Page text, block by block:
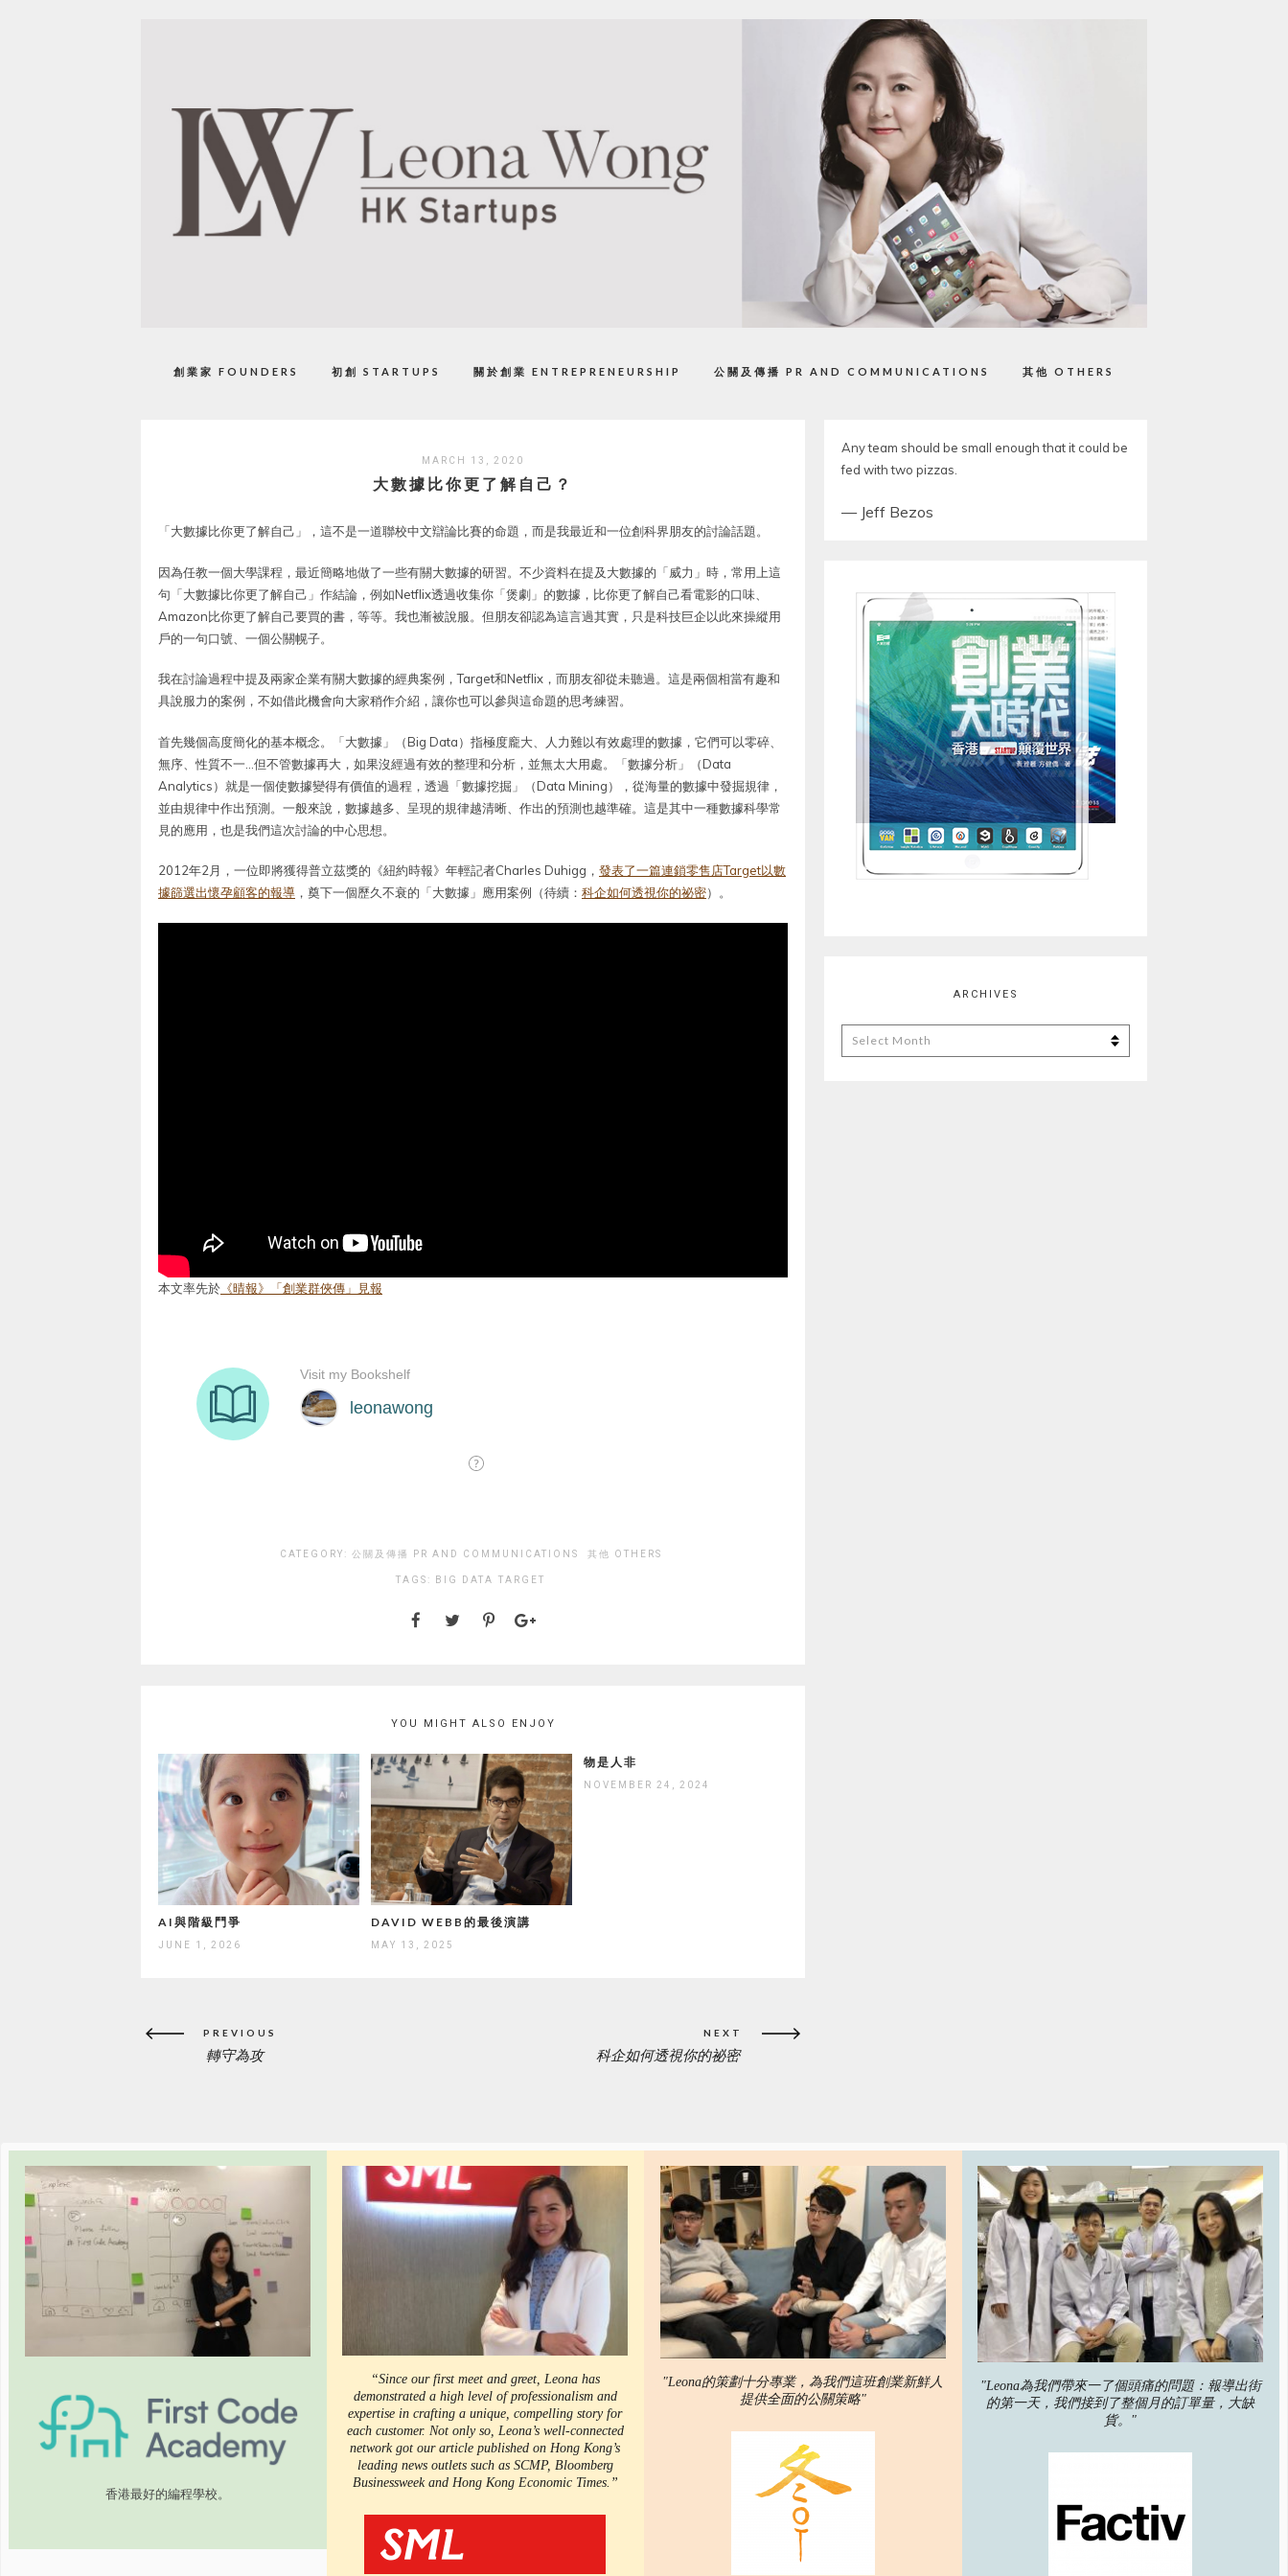
創業家 FOUNDERS 初創 STARTUPS 關於創業 ENTREPRENEURSHIP 公關及傳播 PR AND COMMUNICATIONS 其他 OTHERS
MARCH 13, 2020
大數據比你更了解自己？
「大數據比你更了解自己」，這不是一道聯校中文辯論比賽的命題，而是我最近和一位創科界朋友的討論話題。
因為任教一個大學課程，最近簡略地做了一些有關大數據的研習。不少資料在提及大數據的「威力」時，常用上這
句「大數據比你更了解自己」作結論，例如Netflix透過收集你「煲劇」的數據，比你更了解自己看電影的口味、
Amazon比你更了解自己要買的書，等等。我也漸被說服。但朋友卻認為這言過其實，只是科技巨企以此來操縱用
戶的一句口號、一個公關幌子。
我在討論過程中提及兩家企業有關大數據的經典案例，Target和Netflix，而朋友卻從未聽過。這是兩個相當有趣和
具說服力的案例，不如借此機會向大家稍作介紹，讓你也可以參與這命題的思考練習。
首先幾個高度簡化的基本概念。「大數據」（Big Data）指極度龐大、人力難以有效處理的數據，它們可以零碎、
無序、性質不一…但不管數據再大，如果沒經過有效的整理和分析，並無太大用處。「數據分析」（Data
Analytics）就是一個使數據變得有價值的過程，透過「數據挖掘」（Data Mining），從海量的數據中發掘規律，
並由規律中作出預測。一般來說，數據越多、呈現的規律越清晰、作出的預測也越準確。這是其中一種數據科學常
見的應用，也是我們這次討論的中心思想。
2012年2月，一位即將獲得普立茲獎的《紐約時報》年輕記者Charles Duhigg， 發表了一篇連鎖零售店Target以數
據篩選出懷孕顧客的報導 ，奠下一個歷久不衰的「大數據」應用案例（待續： 科企如何透視你的祕密）。
本文率先於 《晴報》「創業群俠傳」見報
CATEGORY: 公關及傳播 PR AND COMMUNICATIONS 其他 OTHERS
TAGS: BIG DATA TARGET
YOU MIGHT ALSO ENJOY
AI與階級鬥爭
JUNE 1, 2026
DAVID WEBB的最後演講
MAY 13, 2025
物是人非
NOVEMBER 24, 2024
Post
navigation
PREVIOUS
PREVIOUS轉守為攻
NEXT
科企如何透視你的祕密
Any team should be small enough that it could be
fed with two pizzas.
— Jeff Bezos
ARCHIVES
Archives
香港最好的編程學校。
“Since our first meet and greet, Leona has
demonstrated a high level of professionalism and
expertise in crafting a unique, compelling story for
each customer. Not only so, Leona’s well-connected
network got our article published on Hong Kong’s
leading news outlets such as SCMP, Bloomberg
Businessweek and Hong Kong Economic Times.”
"Leona的策劃十分專業，為我們這班創業新鮮人
提供全面的公關策略"
"Leona為我們帶來一了個頭痛的問題：報導出街
的第一天，我們接到了整個月的訂單量，大缺
貨。"